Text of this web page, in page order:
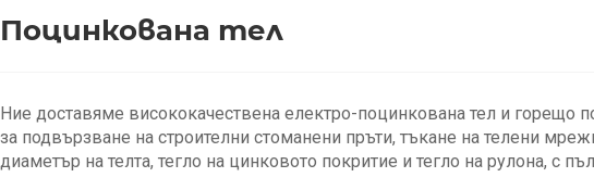
Поцинкована тел
Ние доставяме висококачествена електро-поцинкована тел и горещо
за подвързване на строителни стоманени пръти, тъкане на телени
диаметър на телта, тегло на цинковото покритие и тегло на рулона, с